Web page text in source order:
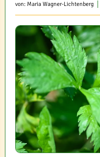
von: Maria Wagner-Lichtenberg